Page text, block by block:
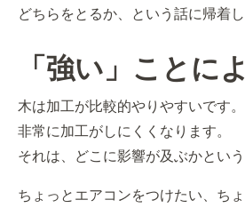
どちらをとるか、という話に帰着
「強い」ことに
木は加工が比較的やりやすいです
非常に加工がしにくくなります。
それは、どこに影響が及ぶかとい
ちょっとエアコンをつけたい、ち